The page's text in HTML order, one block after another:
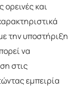
ορεινές και
την υποστήριξη
να
στις
εμπειρία